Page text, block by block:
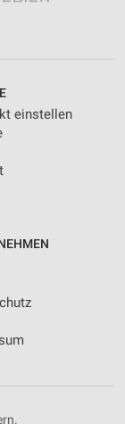
einstellen